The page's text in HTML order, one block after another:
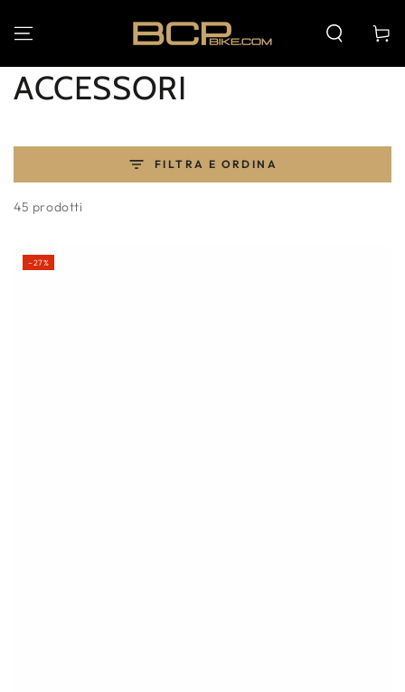
CONTENUTO
Carello
Collezione:
ACCESSORI
FILTRA E ORDINA
45 prodotti
–27%